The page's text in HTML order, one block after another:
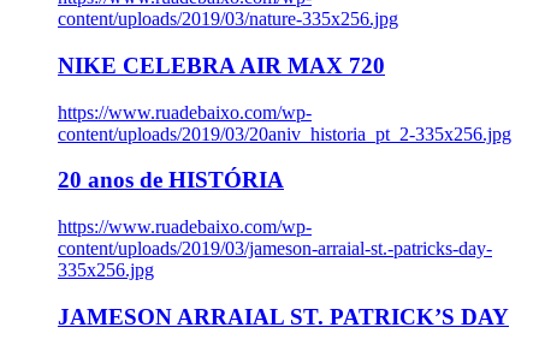
content/uploads/2019/03/nature-335x256.jpg
NIKE CELEBRA AIR MAX 720
https://www.ruadebaixo.com/wp-
content/uploads/2019/03/20aniv_historia_pt_2-335x256.jpg
20 anos de HISTÓRIA
https://www.ruadebaixo.com/wp-
content/uploads/2019/03/jameson-arraial-st.-patricks-day-
335x256.jpg
JAMESON ARRAIAL ST. PATRICK’S DAY